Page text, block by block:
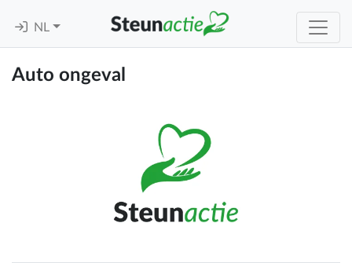
NL
Auto ongeval